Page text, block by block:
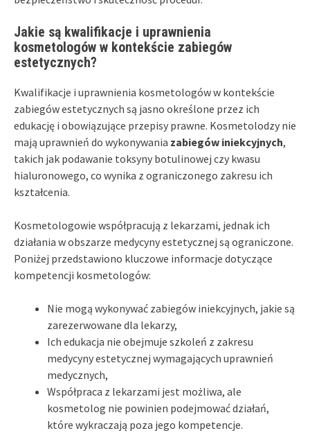
Jakie są kwalifikacje i uprawnienia
kosmetologów w kontekście zabiegów
estetycznych?
Kwalifikacje i uprawnienia kosmetologów w kontekście
zabiegów estetycznych są jasno określone przez ich
edukację i obowiązujące przepisy prawne. Kosmetolodzy nie
mają uprawnień do wykonywania zabiegów iniekcyjnych,
takich jak podawanie toksyny botulinowej czy kwasu
hialuronowego, co wynika z ograniczonego zakresu ich
kształcenia.
Kosmetologowie współpracują z lekarzami, jednak ich
działania w obszarze medycyny estetycznej są ograniczone.
Poniżej przedstawiono kluczowe informacje dotyczące
kompetencji kosmetologów:
Nie mogą wykonywać zabiegów iniekcyjnych, jakie są
zarezerwowane dla lekarzy,
Ich edukacja nie obejmuje szkoleń z zakresu
medycyny estetycznej wymagających uprawnień
medycznych,
Współpraca z lekarzami jest możliwa, ale
kosmetolog nie powinien podejmować działań,
które wykraczają poza jego kompetencje.